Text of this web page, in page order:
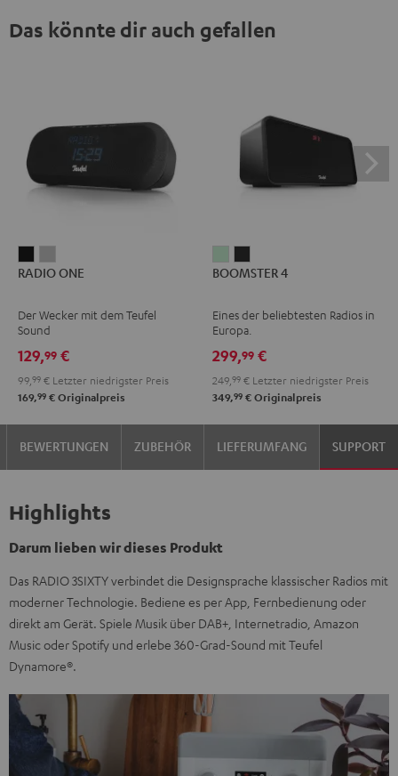
Das könnte dir auch gefallen
ONEONE
Gray
RADIO ONE
Der Wecker mit dem Teufel
Sound
129,99 €
99, 99 € Letzter niedrigster Preis
169,99 € Originalpreis
4
Green
4
Black
BOOMSTER 4
Eines der beliebtesten Radios in
Europa.
299,99 €
249, 99 € Letzter niedrigster Preis
349,99 € Originalpreis
BEWERTUNGEN ZUBEHÖR LIEFERUMFANG SUPPORT
Highlights
Darum lieben wir dieses Produkt
Das RADIO 3SIXTY verbindet die Designsprache klassischer Radios mit
moderner Technologie. Bediene es per App, Fernbedienung oder
direkt am Gerät. Spiele Musik über DAB+, Internetradio, Amazon
Music oder Spotify und erlebe 360-Grad-Sound mit Teufel
Dynamore®.